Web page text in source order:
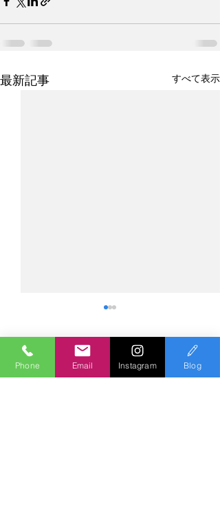
最新記事 すべて表示
コメント
Phone Email Instagram Blog